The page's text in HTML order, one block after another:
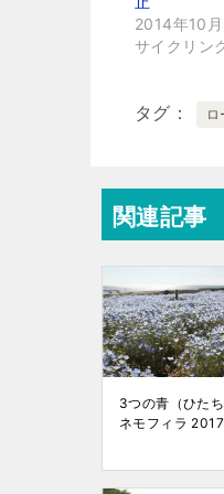
2014年10
サイクリン
タグ ロ
関連記事
3つの青（ひた
ネモフィラ 2017